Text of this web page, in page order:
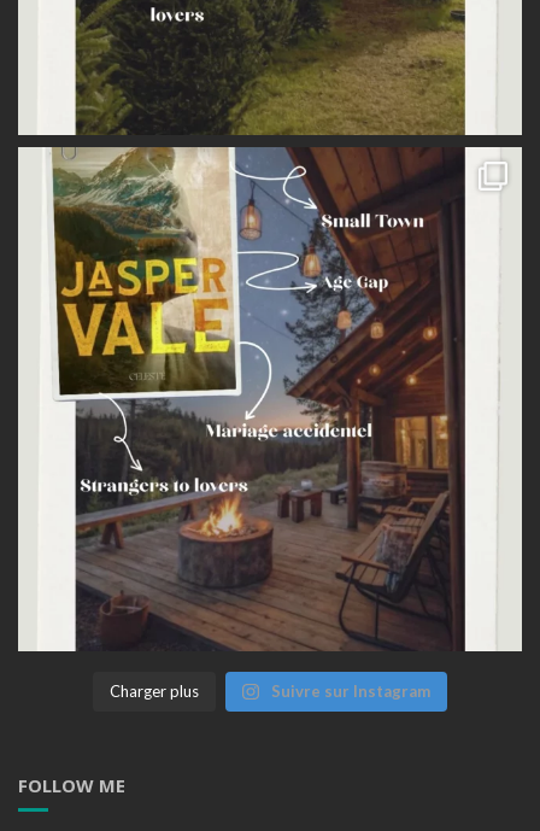
Charger plus Suivre sur Instagram
FOLLOW ME